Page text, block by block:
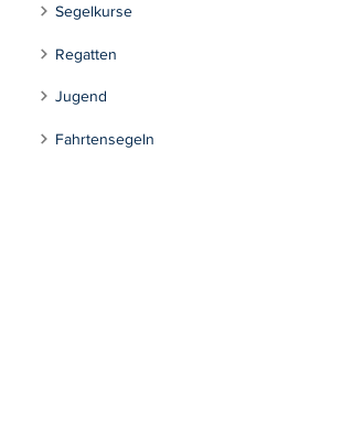
Segelkurse
Regatten
Jugend
Fahrtensegeln